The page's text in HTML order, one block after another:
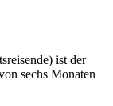
ist der
sechs Monaten